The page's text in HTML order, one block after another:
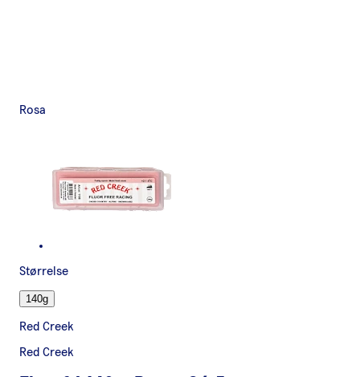
Rosa
Størrelse
140g
Red Creek
Red Creek